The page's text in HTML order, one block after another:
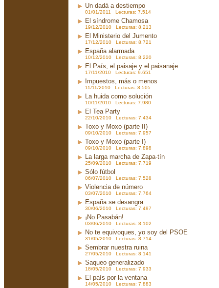
Un dadá a destiempo
01/01/2011 Lecturas: 7.514
El síndrome Chamosa
19/12/2010 Lecturas: 8.213
El Ministerio del Jumento
17/12/2010 Lecturas: 8.721
España alarmada
10/12/2010 Lecturas: 8.220
El País, el paisaje y el paisanaje
17/11/2010 Lecturas: 9.651
Impuestos, más o menos
11/11/2010 Lecturas: 8.505
La huida como solución
10/11/2010 Lecturas: 7.980
El Tea Party
22/10/2010 Lecturas: 7.434
Toxo y Moxo (parte II)
09/10/2010 Lecturas: 7.957
Toxo y Moxo (parte I)
09/10/2010 Lecturas: 7.898
La larga marcha de Zapa-tín
25/09/2010 Lecturas: 7.719
Sólo fútbol
06/07/2010 Lecturas: 7.528
Violencia de número
03/07/2010 Lecturas: 7.764
España se desangra
30/06/2010 Lecturas: 7.497
¡No Pasabán!
03/06/2010 Lecturas: 8.102
No te equivoques, yo soy del PSOE
31/05/2010 Lecturas: 8.714
Sembrar nuestra ruina
27/05/2010 Lecturas: 8.141
Saqueo generalizado
18/05/2010 Lecturas: 7.933
El país por la ventana
14/05/2010 Lecturas: 7.883